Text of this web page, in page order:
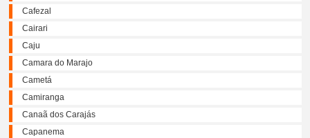
Cafezal
Cairari
Caju
Camara do Marajo
Cametá
Camiranga
Canaã dos Carajás
Capanema